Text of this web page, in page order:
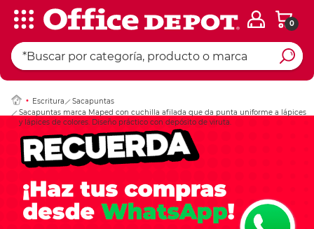
0
Escritura
Sacapuntas
Sacapuntas marca Maped con cuchilla afilada que da punta uniforme a lápices
y lápices de colores. Diseño práctico con depósito de viruta.
Ingresar Codigo